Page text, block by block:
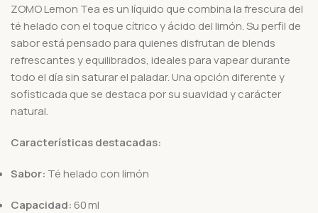
ZOMO Lemon Tea es un líquido que combina la frescura del
té helado con el toque cítrico y ácido del limón. Su perfil de
sabor está pensado para quienes disfrutan de blends
refrescantes y equilibrados, ideales para vapear durante
todo el día sin saturar el paladar. Una opción diferente y
sofisticada que se destaca por su suavidad y carácter
natural.
Características destacadas:
Sabor: Té helado con limón
Capacidad: 60 ml